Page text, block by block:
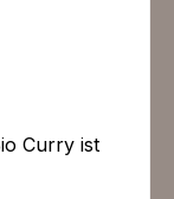
Curry ist